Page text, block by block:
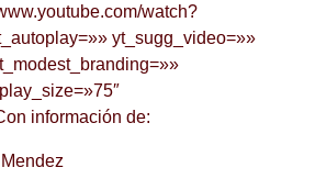
watch?
yt_sugg_video=»»
información de: